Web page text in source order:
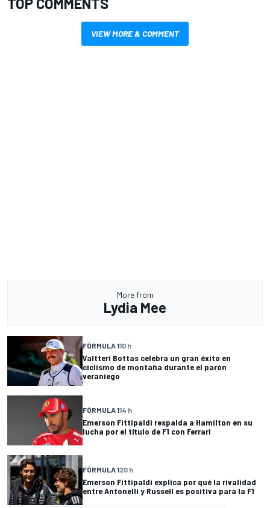
VIEW MORE & COMMENT
More from
Lydia Mee
FÓRMULA 110 h
Valtteri Bottas celebra un gran éxito en
ciclismo de montaña durante el parón
veraniego
FÓRMULA 114 h
Emerson Fittipaldi respalda a Hamilton en su
lucha por el título de F1 con Ferrari
FÓRMULA 120 h
Emerson Fittipaldi explica por qué la rivalidad
entre Antonelli y Russell es positiva para la F1